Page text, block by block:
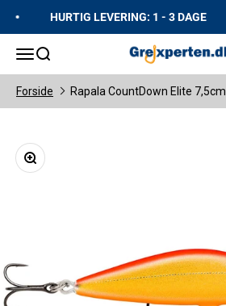
HURTIG LEVERING: 1 - 3 DAGE
Åbn navigationsmenu
Åbn søgefunktion GrejXperten
Forside Rapala CountDown Elite 7,5cm
Zoom